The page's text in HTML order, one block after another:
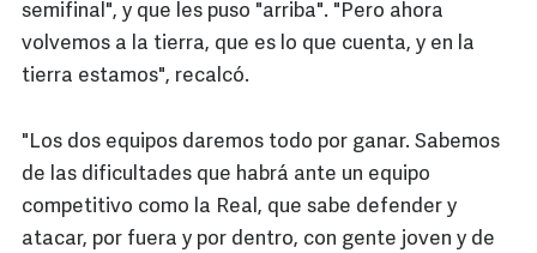
semifinal", y que les puso "arriba". "Pero ahora
volvemos a la tierra, que es lo que cuenta, y en la
tierra estamos", recalcó.
"Los dos equipos daremos todo por ganar. Sabemos
de las dificultades que habrá ante un equipo
competitivo como la Real, que sabe defender y
atacar, por fuera y por dentro, con gente joven y de